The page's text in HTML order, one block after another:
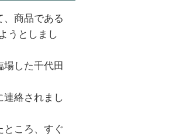
商品である
うとしまし
した千代田
絡されまし
ころ、すぐ